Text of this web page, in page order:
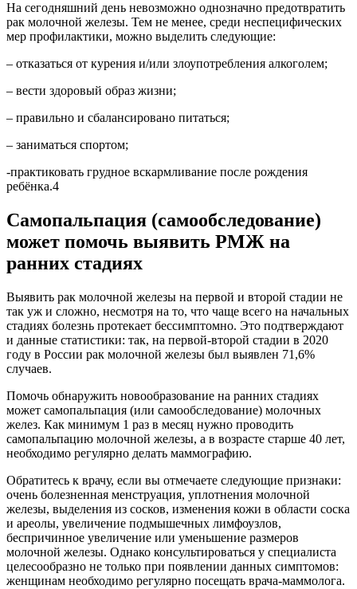
На сегодняшний день невозможно однозначно предотвратить
рак молочной железы. Тем не менее, среди неспецифических
мер профилактики, можно выделить следующие:
– отказаться от курения и/или злоупотребления алкоголем;
– вести здоровый образ жизни;
– правильно и сбалансировано питаться;
– заниматься спортом;
-практиковать грудное вскармливание после рождения
ребёнка.4
Самопальпация (самообследование)
может помочь выявить РМЖ на
ранних стадиях
Выявить рак молочной железы на первой и второй стадии не
так уж и сложно, несмотря на то, что чаще всего на начальных
стадиях болезнь протекает бессимптомно. Это подтверждают
и данные статистики: так, на первой-второй стадии в 2020
году в России рак молочной железы был выявлен 71,6%
случаев.
Помочь обнаружить новообразование на ранних стадиях
может самопальпация (или самообследование) молочных
желез. Как минимум 1 раз в месяц нужно проводить
самопальпацию молочной железы, а в возрасте старше 40 лет,
необходимо регулярно делать маммографию.
Обратитесь к врачу, если вы отмечаете следующие признаки:
очень болезненная менструация, уплотнения молочной
железы, выделения из сосков, изменения кожи в области соска
и ареолы, увеличение подмышечных лимфоузлов,
беспричинное увеличение или уменьшение размеров
молочной железы. Однако консультироваться у специалиста
целесообразно не только при появлении данных симптомов:
женщинам необходимо регулярно посещать врача-маммолога.